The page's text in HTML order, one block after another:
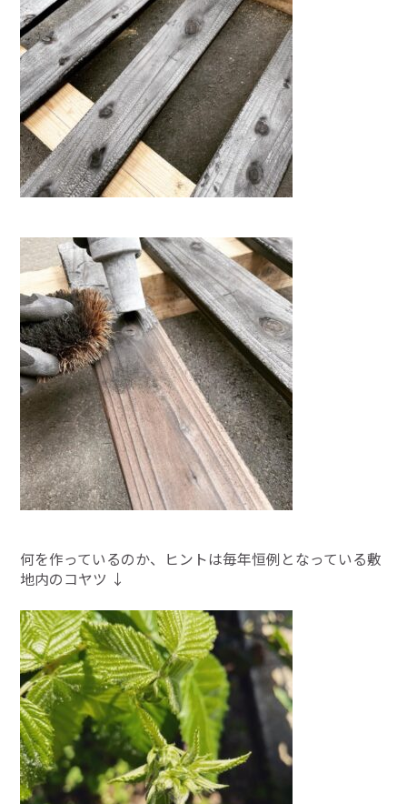
何を作っているのか、ヒントは毎年恒例となっている敷
地内のコヤツ ↓